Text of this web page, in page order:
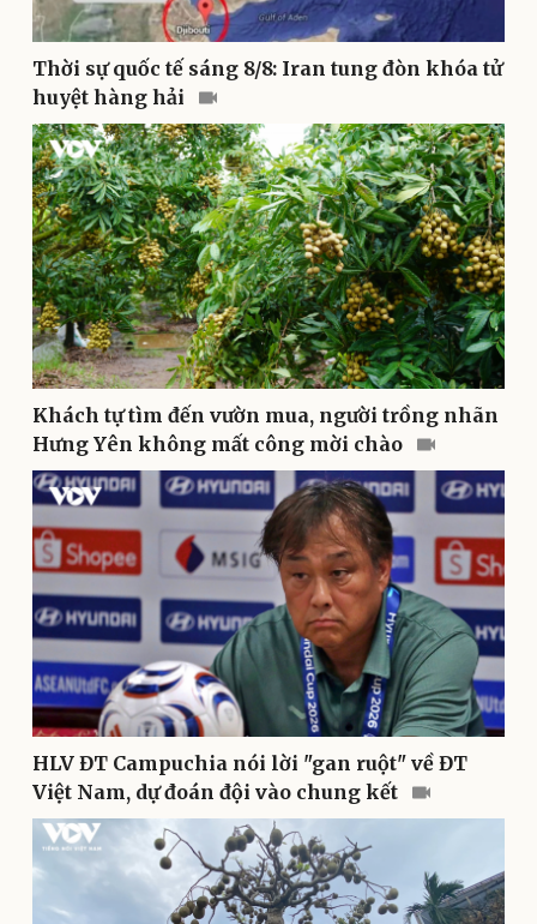
Pháp luật
Vụ án
Tin nóng
Tư vấn luật
Quân sự - Quốc phòng
Việt Nam
Phân tích
Thể thao
Bóng đá
Lịch thi đấu bóng đá
Thế giới thể thao
eSports
Hậu trường
Ô tô - Xe máy
Ô tô
Xe máy
Tư vấn
Thời sự quốc tế sáng 8/8: Iran tung đòn khóa tử
huyệt hàng hải
Khách tự tìm đến vườn mua, người trồng nhãn
Hưng Yên không mất công mời chào
HLV ĐT Campuchia nói lời "gan ruột" về ĐT
Việt Nam, dự đoán đội vào chung kết